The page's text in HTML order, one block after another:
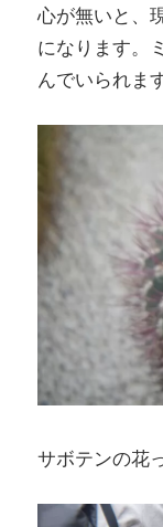
心が無いと、
になります。
んでいられま
サボテンの花